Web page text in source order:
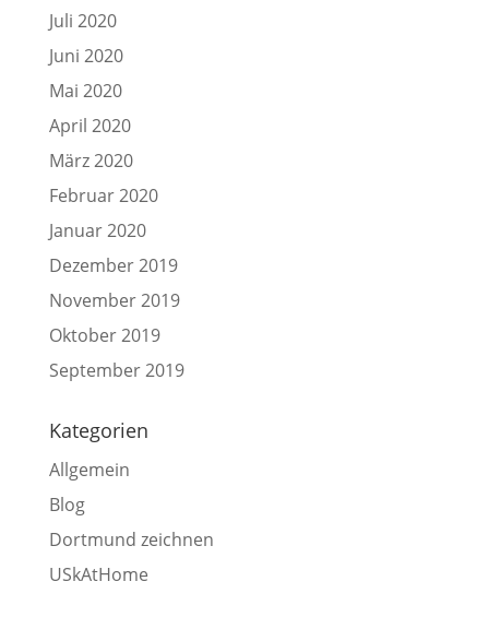
Juli 2020
Juni 2020
Mai 2020
April 2020
März 2020
Februar 2020
Januar 2020
Dezember 2019
November 2019
Oktober 2019
September 2019
Kategorien
Allgemein
Blog
Dortmund zeichnen
USkAtHome